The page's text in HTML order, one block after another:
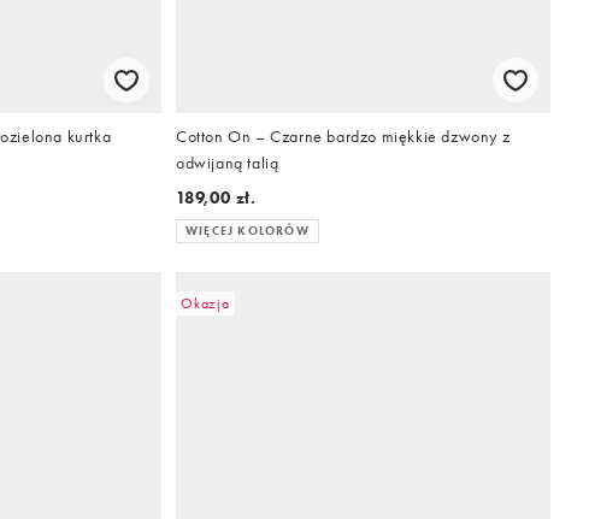
kurtka
Cotton On – Czarne bardzo miękkie dzwony z
odwijaną talią
189,00 zł.
WIĘCEJ KOLORÓW
Okazja